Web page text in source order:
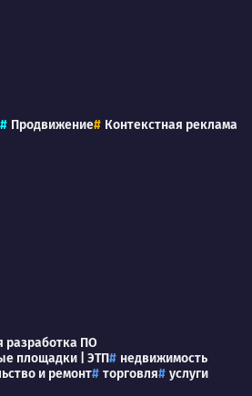
Продвижение Контекстная реклама
разработка ПО
площадки | ЭТП
недвижимость
и ремонт
торговля
услуги